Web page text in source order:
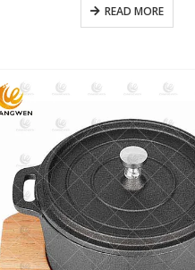
READ MORE